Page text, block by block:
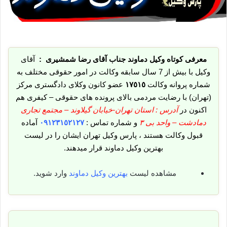
معرفی کوتاه وکیل دماوند جناب آقای رضا شمشیری : آقای
وکیل با بیش از 7 سال سابقه وکالت در امور حقوقی مختلف به
شماره پروانه وکالت ١٧٥١٥ عضو کانون وکلای دادگستری مرکز
(تهران) با رضایت مردمی بالای پرونده های حقوقی – کیفری هم
اکنون درآدرس : استان تهران-خیابان گیلاوند – مجتمع تجاری
دمادشت – واحد بی ٣
و شماره تماس :٠٩١٢٣١٥٢١٢٧ آماده
قبول وکالت هستند ، پارس وکیل تهران ایشان را در لیست
بهترین وکیل دماوند قرار میدهند.
مشاهده لیست بهترین وکیل دماوند وارد شوید.